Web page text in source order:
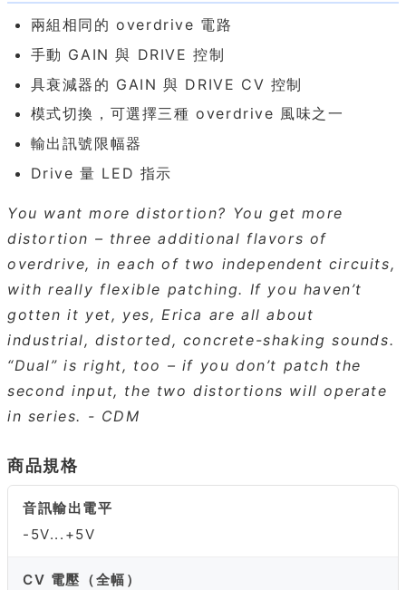
兩組相同的 overdrive 電路
手動 GAIN 與 DRIVE 控制
具衰減器的 GAIN 與 DRIVE CV 控制
模式切換，可選擇三種 overdrive 風味之一
輸出訊號限幅器
Drive 量 LED 指示
You want more distortion? You get more
distortion – three additional flavors of
overdrive, in each of two independent circuits,
with really flexible patching. If you haven’t
gotten it yet, yes, Erica are all about
industrial, distorted, concrete-shaking sounds.
“Dual” is right, too – if you don’t patch the
second input, the two distortions will operate
in series. - CDM
商品規格
音訊輸出電平
-5V...+5V
CV 電壓（全幅）